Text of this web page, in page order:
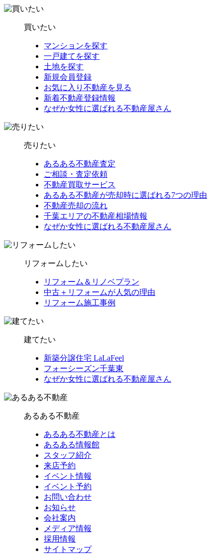
買いたい
マンションを探す
一戸建てを探す
土地を探す
新規会員登録
お気に入り不動産を見る
新着不動産登録情報
なぜか女性に選ばれる不動産屋さん
売りたい
あるある不動産査定
ご相談・査定依頼
不動産買取サービス
あるある不動産が売却時に選ばれる7つの理由
不動産売却の流れ
千葉エリアの不動産相場情報
なぜか女性に選ばれる不動産屋さん
リフォームしたい
リフォーム＆リノベプラン
中古＋リフォームが人気の理由
リフォーム施工事例
建てたい
新築分譲住宅 LaLaFeel
フォーシーズン千葉東
なぜか女性に選ばれる不動産屋さん
あるある不動産
あるある不動産とは
あるある情報館
スタッフ紹介
来店予約
イベント情報
イベント予約
お問い合わせ
お知らせ
会社案内
メディア情報
採用情報
サイトマップ